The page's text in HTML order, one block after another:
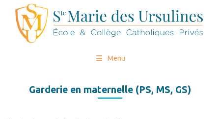
Menu
Garderie en maternelle (PS, MS, GS)